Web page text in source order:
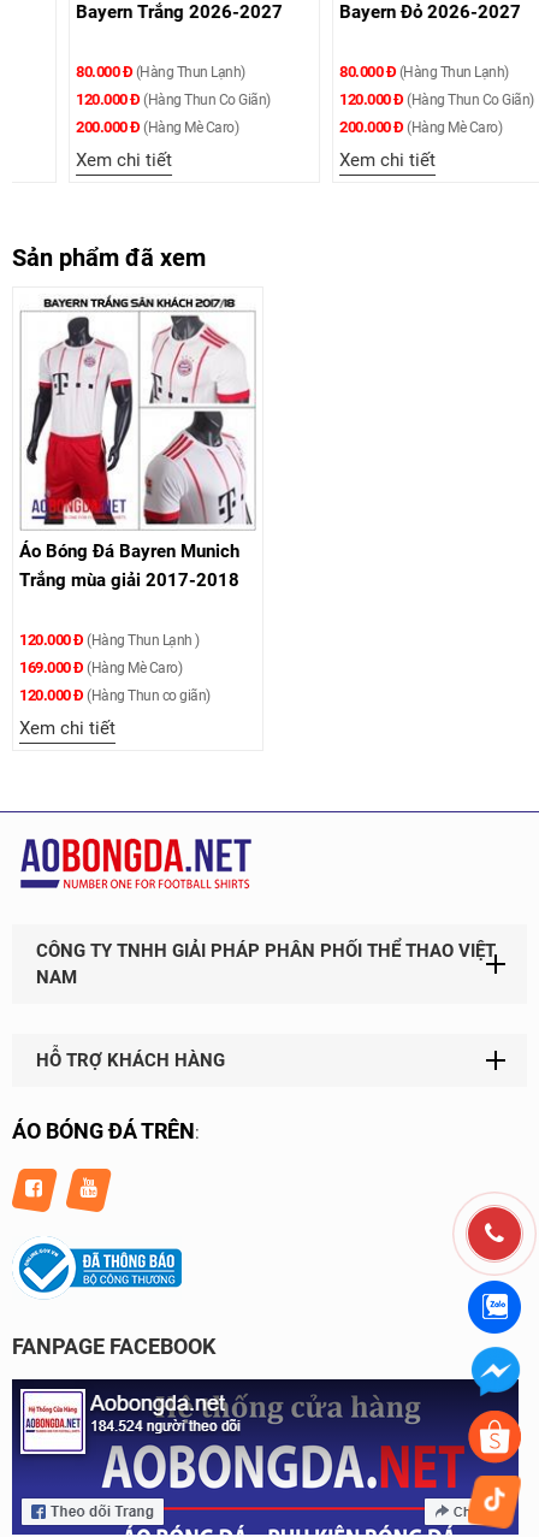
Bayern Trắng 2026-2027
80.000 Đ(Hàng Thun Lạnh)
120.000 Đ(Hàng Thun Co Giãn)
200.000 Đ(Hàng Mè Caro)
Xem chi tiết
Bayern Đỏ 2026-2027
80.000 Đ(Hàng Thun Lạnh)
120.000 Đ(Hàng Thun Co Giãn)
200.000 Đ(Hàng Mè Caro)
Xem chi tiết
Sản phẩm đã xem
Áo Bóng Đá Bayren Munich
Trắng mùa giải 2017-2018
120.000 Đ (Hàng Thun Lạnh )
169.000 Đ (Hàng Mè Caro)
120.000 Đ (Hàng Thun co giãn)
Xem chi tiết
CÔNG TY TNHH GIẢI PHÁP PHÂN PHỐI THỂ THAO VIỆT
NAM
HỖ TRỢ KHÁCH HÀNG
ÁO BÓNG ĐÁ TRÊN:
FANPAGE FACEBOOK